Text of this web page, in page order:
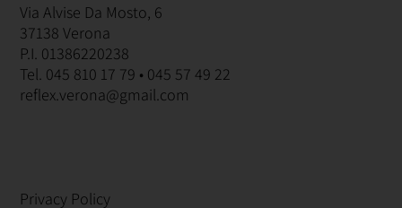
Via Alvise Da Mosto, 6
37138 Verona
P.I. 01386220238
Tel. 045 810 17 79 • 045 57 49 22
reflex.verona@gmail.com
Privacy Policy